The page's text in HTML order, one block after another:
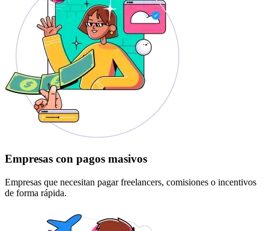
Empresas con pagos masivos
Empresas que necesitan pagar freelancers, comisiones o incentivos
de forma rápida.